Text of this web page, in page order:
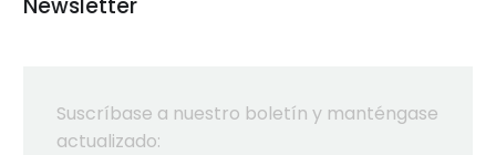
Suscríbase a nuestro boletín y manténgase
actualizado: